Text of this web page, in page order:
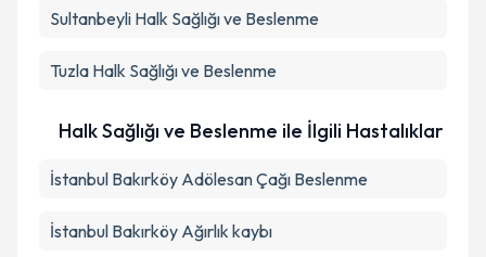
Sultanbeyli Halk Sağlığı ve Beslenme
Tuzla Halk Sağlığı ve Beslenme
Halk Sağlığı ve Beslenme ile İlgili Hastalıklar
İstanbul Bakırköy Adölesan Çağı Beslenme
İstanbul Bakırköy Ağırlık kaybı